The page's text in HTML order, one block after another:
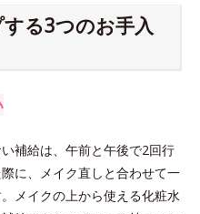
る3つのお手入
補給は、午前と午後で2回行
に、メイク直しと合わせて一
メイクの上から使える化粧水